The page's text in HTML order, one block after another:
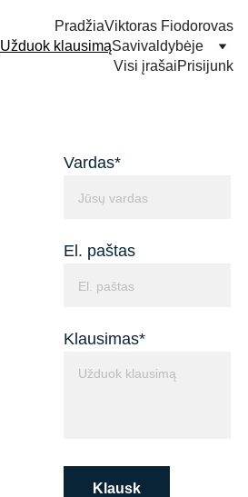
PradžiaViktoras Fiodorovas
Užduok klausimąSavivaldybėje
Visi įrašaiPrisijunk
Vardas*
El. paštas
Klausimas*
Klausk